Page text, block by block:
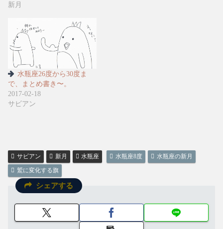
新月
水瓶座26度から30度ま
で、まとめ書き〜。
2017-02-18
サビアン
サビアン 新月 水瓶座 水瓶座8度
水瓶座の新月
鷲に変化する旗
シェアする